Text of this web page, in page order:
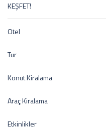
KEŞFET!
Otel
Tur
Konut Kiralama
Araç Kiralama
Etkinlikler